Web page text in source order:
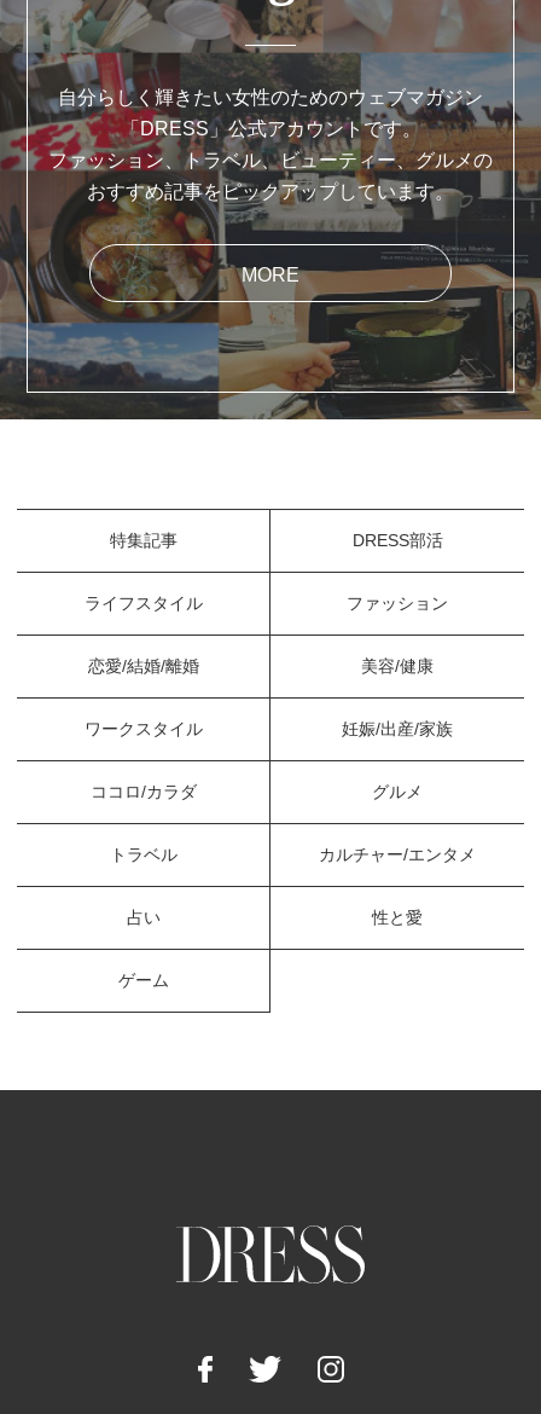
自分らしく輝きたい女性のためのウェブマガジン
「DRESS」公式アカウントです。
ファッション、トラベル、ビューティー、グルメの
おすすめ記事をピックアップしています。
MORE
特集記事 DRESS部活
ライフスタイル ファッション
恋愛/結婚/離婚 美容/健康
ワークスタイル 妊娠/出産/家族
ココロ/カラダ グルメ
トラベル カルチャー/エンタメ
占い 性と愛
ゲーム